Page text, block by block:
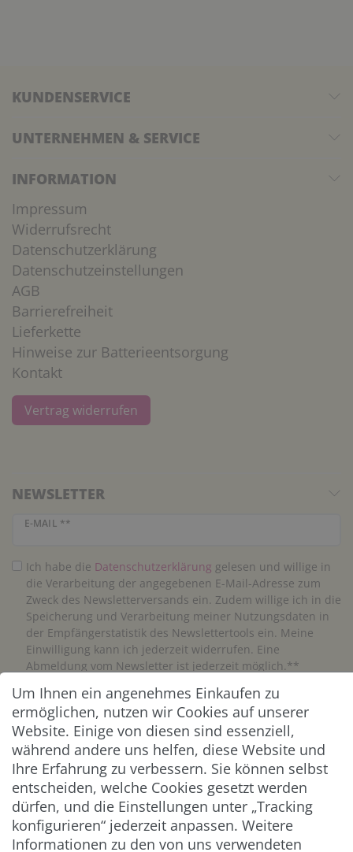
KUNDENSERVICE
UNTERNEHMEN & SERVICE
INFORMATION
Impressum
Widerrufsrecht
Datenschutzerklärung
Datenschutzeinstellungen
AGB
Barrierefreiheit
Lieferkette
Hinweise zur Batterieentsorgung
Kontakt
Vertrag widerrufen
NEWSLETTER
E-MAIL **
Newsletter Honig
Ich habe die Daten­schutz­erklärung gelesen und willige in
die Verarbeitung der angegebenen E-Mail-Adresse zum
Zweck des Newsletterversands ein. Zudem willige ich in die
Speicherung und Verarbeitung meiner Nutzungsdaten in
der Empfängerstatistik des Newslettertools ein. Meine
Einwilligung kann ich jederzeit widerrufen. Eine
Abmeldung vom Newsletter ist jederzeit möglich.**
Abonnieren
** Hierbei handelt es sich um ein Pflichtfeld.
ZAHLUNG & VERSAND
Um Ihnen ein angenehmes Einkaufen zu
ermöglichen, nutzen wir Cookies auf unserer
Website. Einige von diesen sind essenziell,
während andere uns helfen, diese Website und
Ihre Erfahrung zu verbessern. Sie können selbst
entscheiden, welche Cookies gesetzt werden
dürfen, und die Einstellungen unter „Tracking
konfigurieren“ jederzeit anpassen. Weitere
Informationen zu den von uns verwendeten